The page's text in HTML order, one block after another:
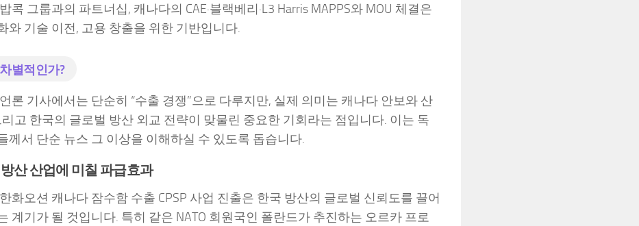
콕 그룹과의 파트너십, 캐나다의 CAE·블랙베리·L3 Harris MAPPS와 MOU 체결은
와 기술 이전, 고용 창출을 위한 기반입니다.
별적인가?
론 기사에서는 단순히 “수출 경쟁”으로 다루지만, 실제 의미는 캐나다 안보와 산
리고 한국의 글로벌 방산 외교 전략이 맞물린 중요한 기회라는 점입니다. 이는 독
께서 단순 뉴스 그 이상을 이해하실 수 있도록 돕습니다.
산 산업에 미칠 파급효과
화오션 캐나다 잠수함 수출 CPSP 사업 진출은 한국 방산의 글로벌 신뢰도를 끌어
계기가 될 것입니다. 특히 같은 NATO 회원국인 폴란드가 추진하는 오르카 프로